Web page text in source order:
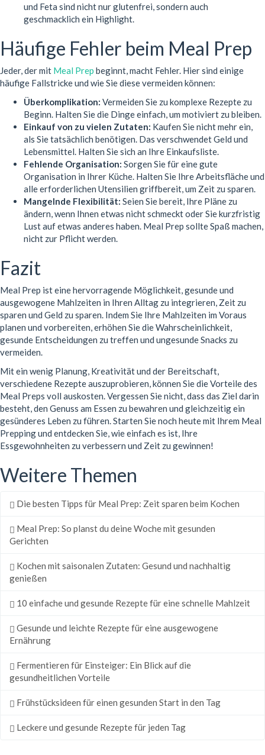
und Feta sind nicht nur glutenfrei, sondern auch
geschmacklich ein Highlight.
Häufige Fehler beim Meal Prep
Jeder, der mit Meal Prep beginnt, macht Fehler. Hier sind einige
häufige Fallstricke und wie Sie diese vermeiden können:
Überkomplikation: Vermeiden Sie zu komplexe Rezepte zu
Beginn. Halten Sie die Dinge einfach, um motiviert zu bleiben.
Einkauf von zu vielen Zutaten: Kaufen Sie nicht mehr ein,
als Sie tatsächlich benötigen. Das verschwendet Geld und
Lebensmittel. Halten Sie sich an Ihre Einkaufsliste.
Fehlende Organisation: Sorgen Sie für eine gute
Organisation in Ihrer Küche. Halten Sie Ihre Arbeitsfläche und
alle erforderlichen Utensilien griffbereit, um Zeit zu sparen.
Mangelnde Flexibilität: Seien Sie bereit, Ihre Pläne zu
ändern, wenn Ihnen etwas nicht schmeckt oder Sie kurzfristig
Lust auf etwas anderes haben. Meal Prep sollte Spaß machen,
nicht zur Pflicht werden.
Fazit
Meal Prep ist eine hervorragende Möglichkeit, gesunde und
ausgewogene Mahlzeiten in Ihren Alltag zu integrieren, Zeit zu
sparen und Geld zu sparen. Indem Sie Ihre Mahlzeiten im Voraus
planen und vorbereiten, erhöhen Sie die Wahrscheinlichkeit,
gesunde Entscheidungen zu treffen und ungesunde Snacks zu
vermeiden.
Mit ein wenig Planung, Kreativität und der Bereitschaft,
verschiedene Rezepte auszuprobieren, können Sie die Vorteile des
Meal Preps voll auskosten. Vergessen Sie nicht, dass das Ziel darin
besteht, den Genuss am Essen zu bewahren und gleichzeitig ein
gesünderes Leben zu führen. Starten Sie noch heute mit Ihrem Meal
Prepping und entdecken Sie, wie einfach es ist, Ihre
Essgewohnheiten zu verbessern und Zeit zu gewinnen!
Weitere Themen
Die besten Tipps für Meal Prep: Zeit sparen beim Kochen
Meal Prep: So planst du deine Woche mit gesunden
Gerichten
Kochen mit saisonalen Zutaten: Gesund und nachhaltig
genießen
10 einfache und gesunde Rezepte für eine schnelle Mahlzeit
Gesunde und leichte Rezepte für eine ausgewogene
Ernährung
Fermentieren für Einsteiger: Ein Blick auf die
gesundheitlichen Vorteile
Frühstücksideen für einen gesunden Start in den Tag
Leckere und gesunde Rezepte für jeden Tag